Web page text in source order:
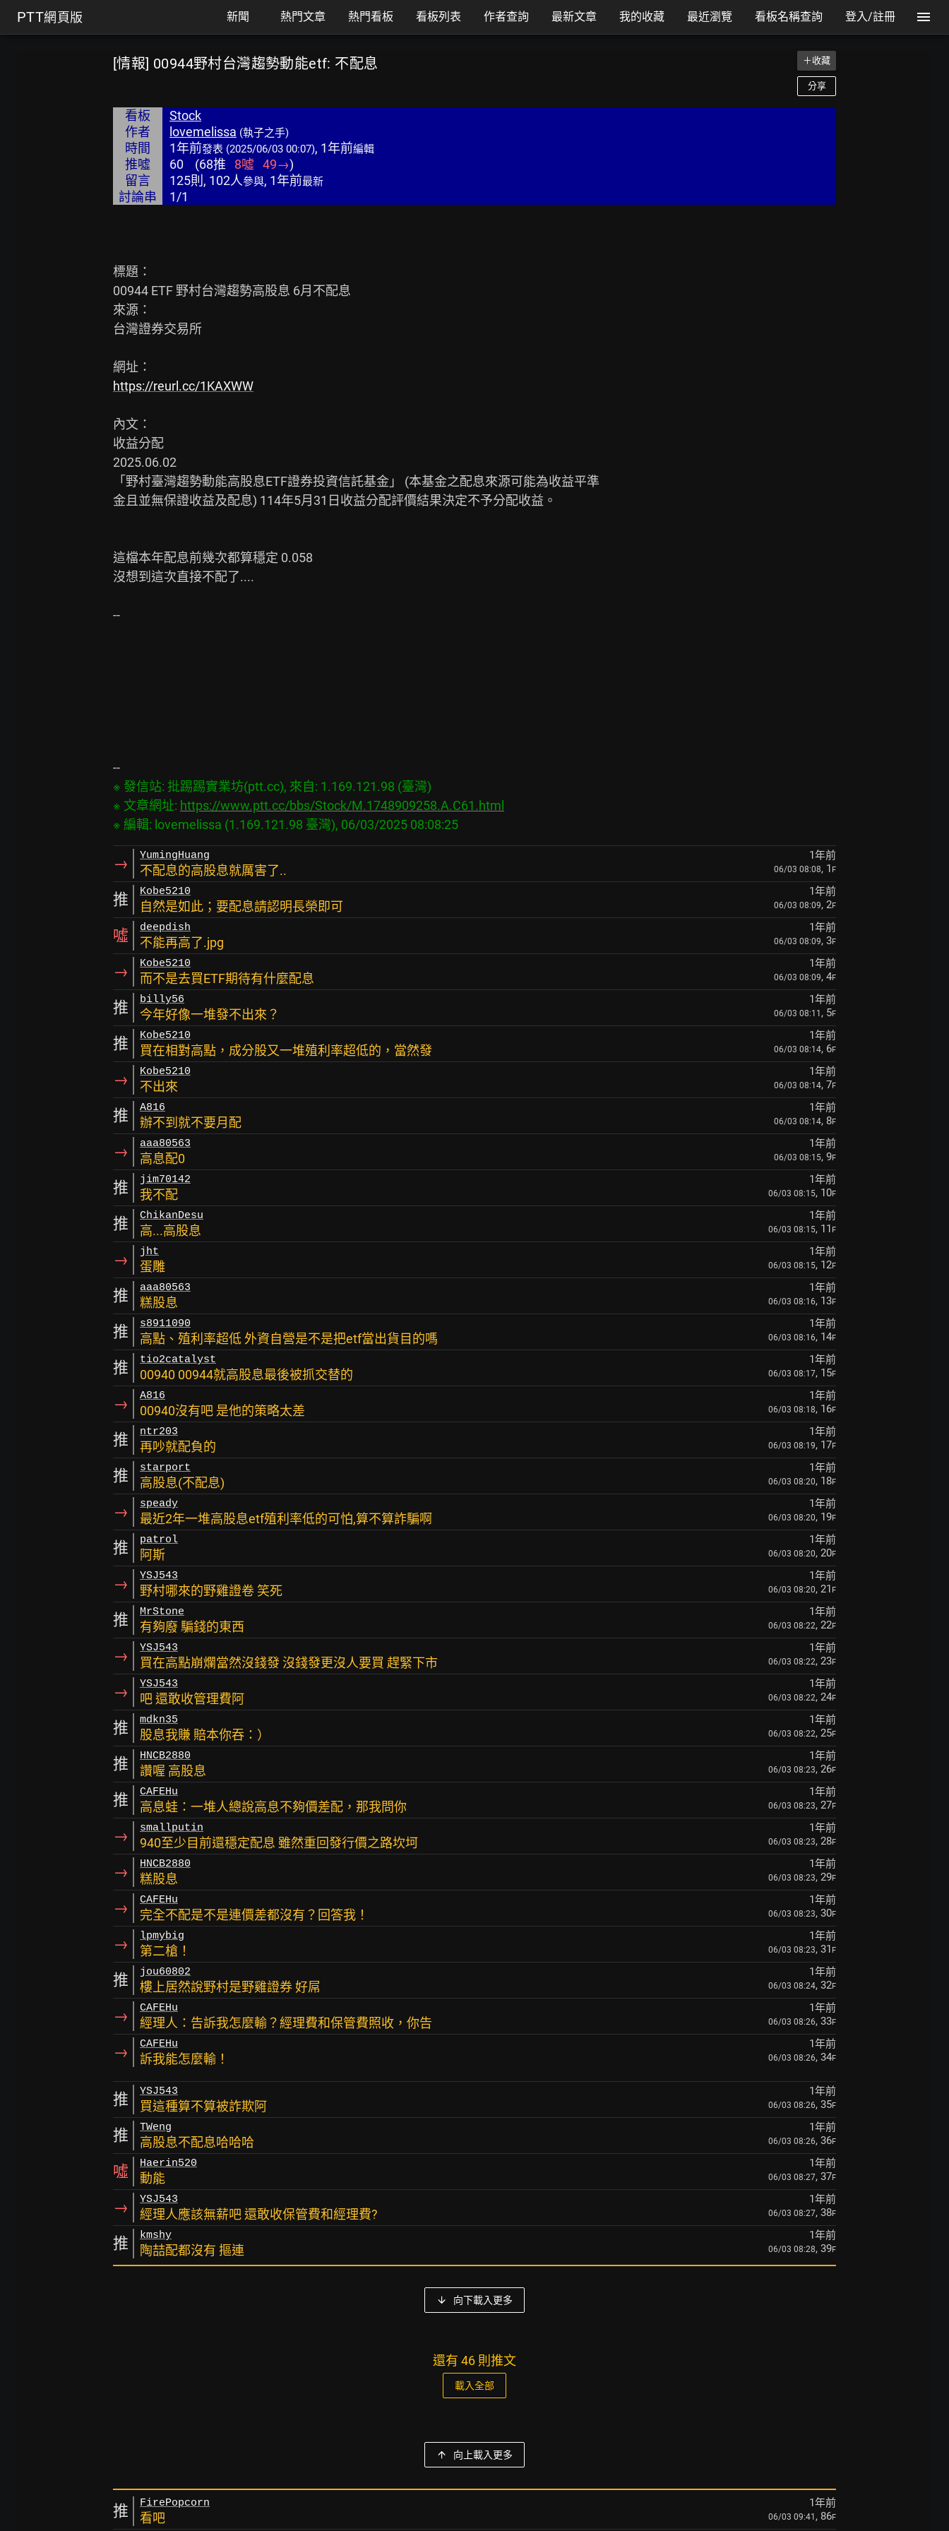
PTT網頁版 新聞 熱門文章 熱門看板 看板列表 作者查詢 最新文章 我的收藏 最近瀏覽 看板名稱查詢 登入/註冊
[情報] 00944野村台灣趨勢動能etf: 不配息 ＋收藏
分享
看板
Stock
作者
lovemelissa (執子之手)
時間 1年前發表 (2025/06/03 00:07), 1年前編輯
推噓 60 (68推 8噓 49→)
留言
125則, 102人參與, 1年前最新
討論串 1/1
標題：
00944 ETF 野村台灣趨勢高股息 6月不配息
來源：
台灣證券交易所
https://reurl.cc/1KAXWW
內文：
收益分配
2025.06.02
「野村臺灣趨勢動能高股息ETF證券投資信託基金」 (本基金之配息來源可能為收益平準
金且並無保證收益及配息) 114年5月31日收益分配評價結果決定不予分配收益。
這檔本年配息前幾次都算穩定 0.058
沒想到這次直接不配了....
--
※ 發信站: 批踢踢實業坊(ptt.cc), 來自: 1.169.121.98 (臺灣)
※ 文章網址: https://www.ptt.cc/bbs/Stock/M.1748909258.A.C61.html
→ YumingHuang 1年前
不配息的高股息就厲害了.. 06/03 08:08, 1 F
推 Kobe5210 1年前
自然是如此；要配息請認明長榮即可 06/03 08:09, 2F
噓 deepdish 1年前
不能再高了.jpg 06/03 08:09, 3F
→ Kobe5210 1年前
而不是去買ETF期待有什麼配息 06/03 08:09, 4F
推 billy56 1年前
今年好像一堆發不出來？ 06/03 08:11 , 5F
推 Kobe5210 1年前
買在相對高點，成分股又一堆殖利率超低的，當然發 06/03 08:14, 6F
→ Kobe5210 1年前
不出來 06/03 08:14, 7F
推 A816 1年前
辦不到就不要月配 06/03 08:14, 8F
→ aaa80563 1年前
高息配0 06/03 08:15, 9F
推 jim70142 1年前
我不配 06/03 08:15, 10F
推 ChikanDesu 1年前
高...高股息 06/03 08:15, 11 F
→ jht 1年前
蛋雕 06/03 08:15, 12F
推 aaa80563 1年前
糕股息 06/03 08:16, 13F
推 s8911090 1年前
高點、殖利率超低 外資自營是不是把etf當出貨目的嗎 06/03 08:16, 14F
推 tio2catalyst 1年前
00940 00944就高股息最後被抓交替的 06/03 08:17, 15F
→ A816 1年前
00940沒有吧 是他的策略太差 06/03 08:18, 16F
推 ntr203 1年前
再吵就配負的 06/03 08:19, 17F
推 starport 1年前
高股息(不配息) 06/03 08:20, 18F
→ speady 1年前
最近2年一堆高股息etf殖利率低的可怕,算不算詐騙啊 06/03 08:20, 19F
推 patrol 1年前
阿斯 06/03 08:20, 20F
→ YSJ543 1年前
野村哪來的野雞證卷 笑死 06/03 08:20, 21 F
推 MrStone 1年前
有夠廢 騙錢的東西 06/03 08:22, 22F
→ YSJ543 1年前
買在高點崩爛當然沒錢發 沒錢發更沒人要買 趕緊下市 06/03 08:22, 23F
→ YSJ543 1年前
吧 還敢收管理費阿 06/03 08:22, 24F
推 mdkn35 1年前
股息我賺 賠本你吞：） 06/03 08:22, 25F
推 HNCB2880 1年前
讚喔 高股息 06/03 08:23, 26F
推 CAFEHu 1年前
高息蛙：一堆人總說高息不夠價差配，那我問你 06/03 08:23, 27F
→ smallputin 1年前
940至少目前還穩定配息 雖然重回發行價之路坎坷 06/03 08:23, 28F
→ HNCB2880 1年前
糕股息 06/03 08:23, 29F
→ CAFEHu 1年前
完全不配是不是連價差都沒有？回答我！ 06/03 08:23, 30F
→ lpmybig 1年前
第二槍！ 06/03 08:23, 31 F
推 jou60802 1年前
樓上居然說野村是野雞證券 好屌 06/03 08:24, 32F
→ CAFEHu 1年前
經理人：告訴我怎麼輸？經理費和保管費照收，你告 06/03 08:26, 33F
→ CAFEHu 1年前
訴我能怎麼輸！ 06/03 08:26, 34F
推 YSJ543 1年前
買這種算不算被詐欺阿 06/03 08:26, 35F
推 TWeng 1年前
高股息不配息哈哈哈 06/03 08:26, 36F
噓 Haerin520 1年前
動能 06/03 08:27, 37F
→ YSJ543 1年前
經理人應該無薪吧 還敢收保管費和經理費? 06/03 08:27, 38F
推 kmshy 1年前
陶喆配都沒有 摳連 06/03 08:28, 39F
向下載入更多
還有 46 則推文
載入全部
向上載入更多
推 FirePopcorn 1年前
看吧 06/03 09:41 , 86F